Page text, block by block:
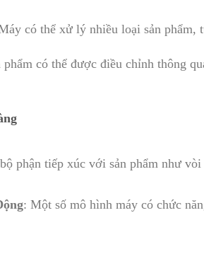
có thể xử lý nhiều loại sản phẩm,
có thể được điều chỉnh thông
phận tiếp xúc với sản phẩm như
: Một số mô hình máy có chức